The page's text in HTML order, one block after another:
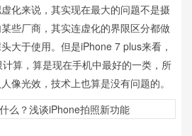
化来说，其实现在最大的问题不是摄
些厂商，其实连虚化的界限区分都做
大于使用。但是iPhone 7 plus来看，
算，算是现在手机中最好的一类，所
像光效，技术上也算是没有问题的。